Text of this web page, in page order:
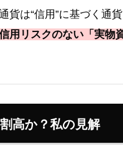
貨は“信用”に基づく通
用リスクのない「実物
高か？私の見解